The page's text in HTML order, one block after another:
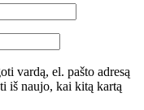
vardą, el. pašto adresą
iš naujo, kai kitą kartą